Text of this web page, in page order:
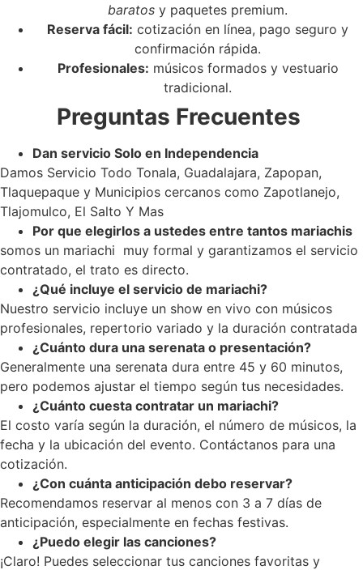
baratos y paquetes premium.
Reserva fácil: cotización en línea, pago seguro y
confirmación rápida.
Profesionales: músicos formados y vestuario
tradicional.
Preguntas Frecuentes
Dan servicio Solo en Independencia
Damos Servicio Todo Tonala, Guadalajara, Zapopan,
Tlaquepaque y Municipios cercanos como Zapotlanejo,
Tlajomulco, El Salto Y Mas
Por que elegirlos a ustedes entre tantos mariachis
somos un mariachi muy formal y garantizamos el servicio
contratado, el trato es directo.
¿Qué incluye el servicio de mariachi?
Nuestro servicio incluye un show en vivo con músicos
profesionales, repertorio variado y la duración contratada
¿Cuánto dura una serenata o presentación?
Generalmente una serenata dura entre 45 y 60 minutos,
pero podemos ajustar el tiempo según tus necesidades.
¿Cuánto cuesta contratar un mariachi?
El costo varía según la duración, el número de músicos, la
fecha y la ubicación del evento. Contáctanos para una
cotización.
¿Con cuánta anticipación debo reservar?
Recomendamos reservar al menos con 3 a 7 días de
anticipación, especialmente en fechas festivas.
¿Puedo elegir las canciones?
¡Claro! Puedes seleccionar tus canciones favoritas y